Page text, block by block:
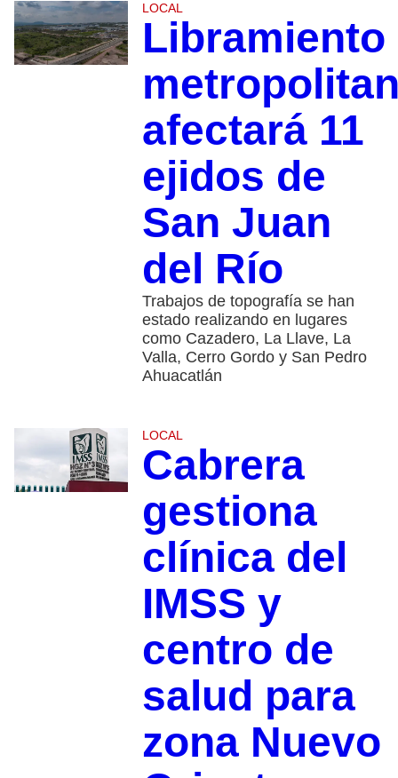
LOCAL
Libramiento
afectará 11
ejidos de
San Juan
del Río
Trabajos de topografía se han
estado realizando en lugares
como Cazadero, La Llave, La
Valla, Cerro Gordo y San Pedro
Ahuacatlán
LOCAL
Cabrera
gestiona
clínica del
IMSS y
centro de
salud para
zona Nuevo